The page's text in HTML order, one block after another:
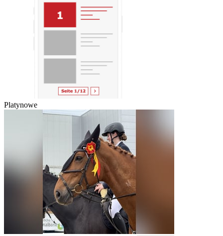
Platynowe